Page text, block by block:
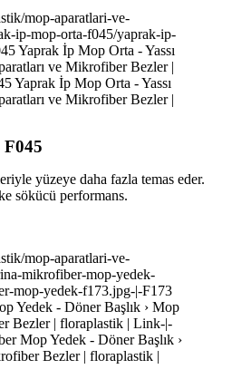
mop-aparatlari-ve-
ip-mop-orta-f045/yaprak-ip-
Yaprak İp Mop Orta - Yassı
ve Mikrofiber Bezler |
Yaprak İp Mop Orta - Yassı
ve Mikrofiber Bezler |
yüzeye daha fazla temas eder.
sökücü performans.
mop-aparatlari-ve-
mikrofiber-mop-yedek-
mop-yedek-f173.jpg-|-F173
Yedek - Döner Başlık › Mop
Bezler | floraplastik | Link-|-
Mop Yedek - Döner Başlık ›
Bezler | floraplastik |